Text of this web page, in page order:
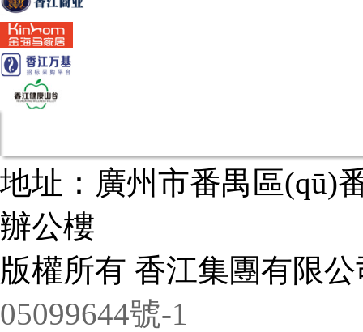
地址：廣州市番禺區(qū)
辦公樓
版權所有 香江集團有限
05099644號-1